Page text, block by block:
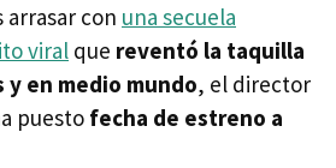
con una secuela
viral que reventó la taquilla
y en medio mundo, el director
puesto fecha de estreno a